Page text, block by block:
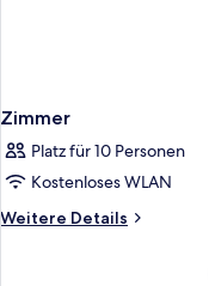
Zimmer
Platz für 10 Personen
Kostenloses WLAN
Weitere Details
Weitere